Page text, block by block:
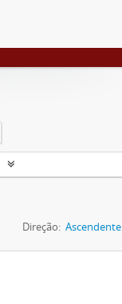
Direção: Ascendente